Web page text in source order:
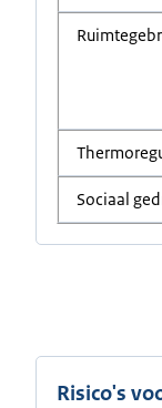
Sociaal
Risico's